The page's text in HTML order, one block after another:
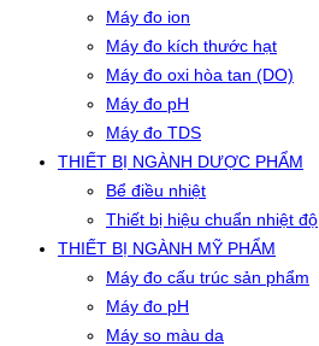
Máy đo ion
Máy đo kích thước hạt
Máy đo oxi hòa tan (DO)
Máy đo pH
Máy đo TDS
THIẾT BỊ NGÀNH DƯỢC PHẨM
Bể điều nhiệt
Thiết bị hiệu chuẩn nhiệt độ
THIẾT BỊ NGÀNH MỸ PHẨM
Máy đo cấu trúc sản phẩm
Máy đo pH
Máy so màu da